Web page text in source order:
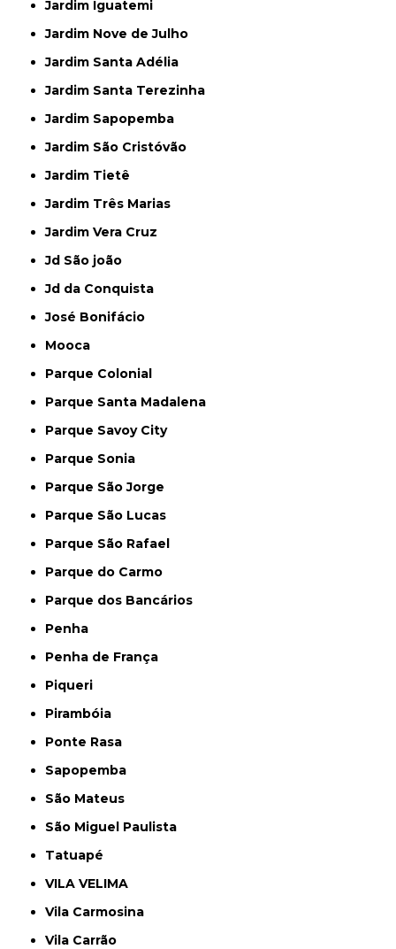
Jardim Iguatemi
Jardim Nove de Julho
Jardim Santa Adélia
Jardim Santa Terezinha
Jardim Sapopemba
Jardim São Cristóvão
Jardim Tietê
Jardim Três Marias
Jardim Vera Cruz
Jd São joão
Jd da Conquista
José Bonifácio
Mooca
Parque Colonial
Parque Santa Madalena
Parque Savoy City
Parque Sonia
Parque São Jorge
Parque São Lucas
Parque São Rafael
Parque do Carmo
Parque dos Bancários
Penha
Penha de França
Piqueri
Pirambóia
Ponte Rasa
Sapopemba
São Mateus
São Miguel Paulista
Tatuapé
VILA VELIMA
Vila Carmosina
Vila Carrão